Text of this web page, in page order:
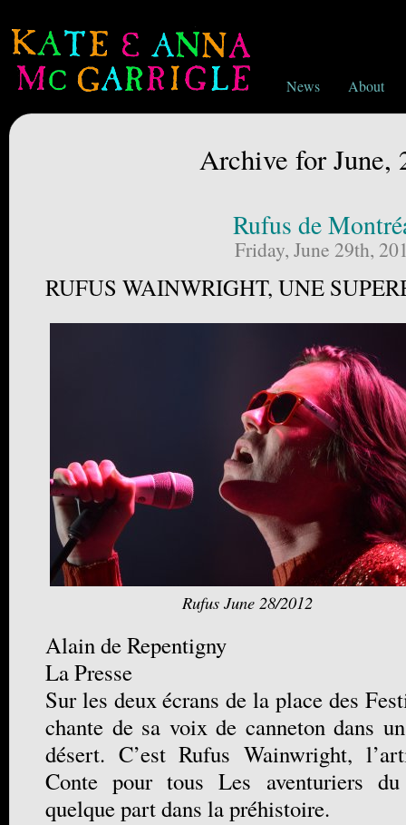
News About
Archive for June,
Rufus de
Friday, June 29th,
RUFUS WAINWRIGHT, UNE
Rufus June 28/2012
Alain de Repentigny
La Presse
Sur les deux écrans de la place des
chante de sa voix de canneton dans
désert. C’est Rufus Wainwright,
Conte pour tous Les aventuriers
quelque part dans la préhistoire.